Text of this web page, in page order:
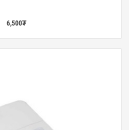
6,500₮